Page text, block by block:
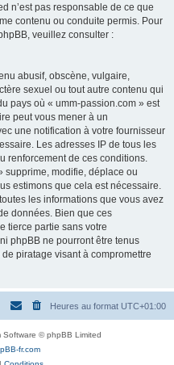
n’est pas responsable de ce que
contenu ou conduite permis. Pour
veuillez consulter :
abusif, obscène, vulgaire,
sexuel ou tout autre contenu qui
pays où « umm-passion.com » est
peut vous mener à un
une notification à votre fournisseur
Les adresses IP de tous les
renforcement de ces conditions.
supprime, modifie, déplace ou
estimons que cela est nécessaire.
les informations que vous avez
données. Bien que ces
tierce partie sans votre
phpBB ne pourront être tenus
piratage visant à compromettre
Heures au format UTC+01:00
Software © phpBB Limited
fr.com